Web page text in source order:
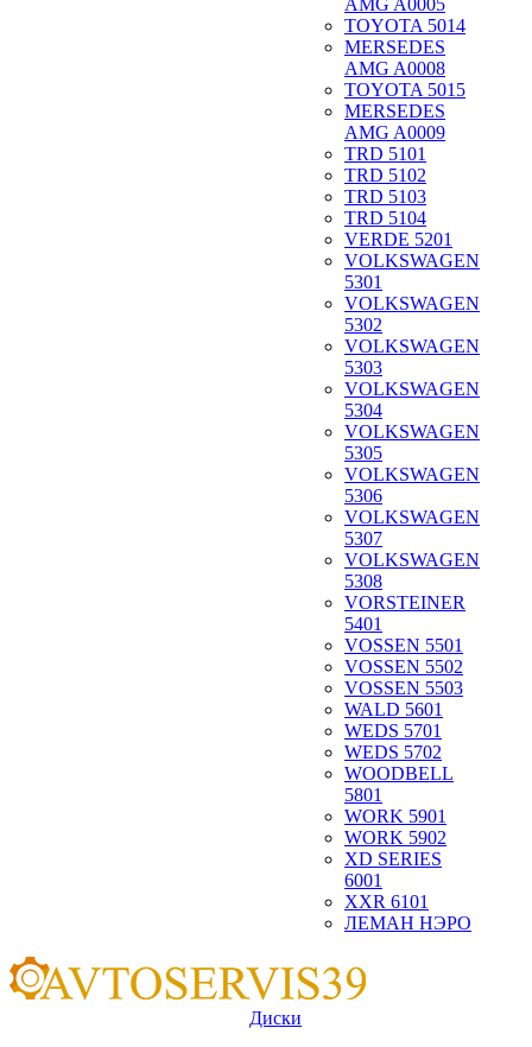
AMG A0005
TOYOTA 5014
MERSEDES
AMG A0008
TOYOTA 5015
MERSEDES
AMG A0009
TRD 5101
TRD 5102
TRD 5103
TRD 5104
VERDE 5201
VOLKSWAGEN
5301
VOLKSWAGEN
5302
VOLKSWAGEN
5303
VOLKSWAGEN
5304
VOLKSWAGEN
5305
VOLKSWAGEN
5306
VOLKSWAGEN
5307
VOLKSWAGEN
5308
VORSTEINER
5401
VOSSEN 5501
VOSSEN 5502
VOSSEN 5503
WALD 5601
WEDS 5701
WEDS 5702
WOODBELL
5801
WORK 5901
WORK 5902
XD SERIES
6001
XXR 6101
ЛЕМАН НЭРО
Диски